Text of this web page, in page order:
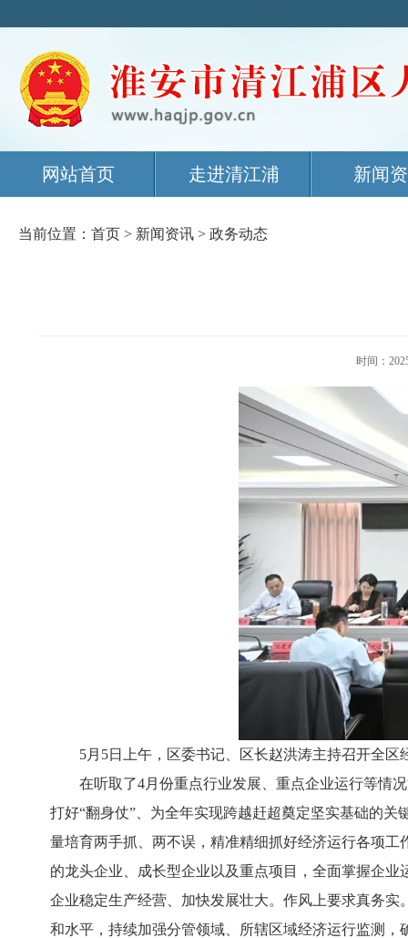
网站首页 走进清江浦 新闻
当前位置： 首页 > 新闻资讯 > 政务动态
时间：
5月5日上午，区委书记、区长赵洪涛主持召开全
在听取了4月份重点行业发展、重点企业运行等情
打好“翻身仗”、为全年实现跨越赶超奠定坚实基础的
量培育两手抓、两不误，精准精细抓好经济运行各项
的龙头企业、成长型企业以及重点项目，全面掌握企
企业稳定生产经营、加快发展壮大。作风上要求真务
和水平，持续加强分管领域、所辖区域经济运行监测